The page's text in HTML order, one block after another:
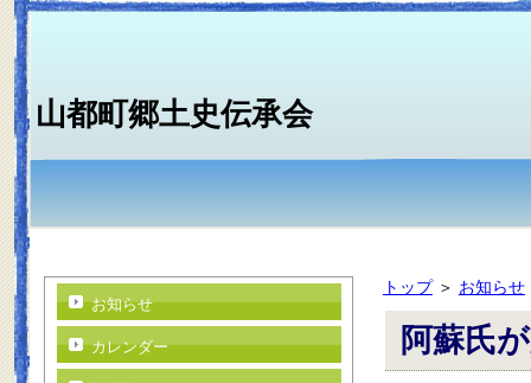
山都町郷土史伝承会
トップ＞ お知らせ
阿蘇氏
お知らせ
カレンダー